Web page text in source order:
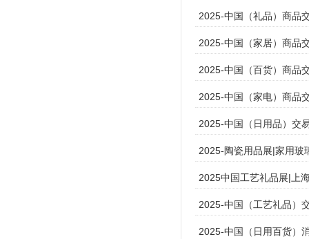
2025-中国（礼品）商品
2025-中国（家居）商品
2025-中国（百货）商品
2025-中国（家电）商品
2025-中国（日用品）交
2025-陶瓷用品展|家用玻
2025中国工艺礼品展|上
2025-中国（工艺礼品）
2025-中国（日用百货）